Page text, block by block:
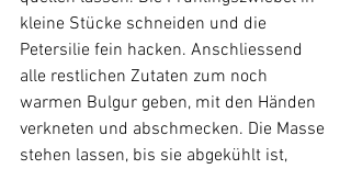
kleine Stücke schneiden und die
Petersilie fein hacken. Anschliessend
alle restlichen Zutaten zum noch
warmen Bulgur geben, mit den Händen
verkneten und abschmecken. Die Masse
stehen lassen, bis sie abgekühlt ist,